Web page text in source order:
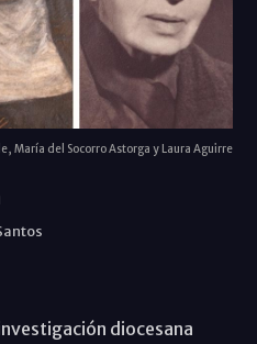
María del Socorro Astorga y Laura Aguirre
diocesana